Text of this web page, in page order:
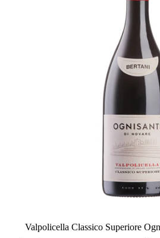
Valpolicella Classico Superiore